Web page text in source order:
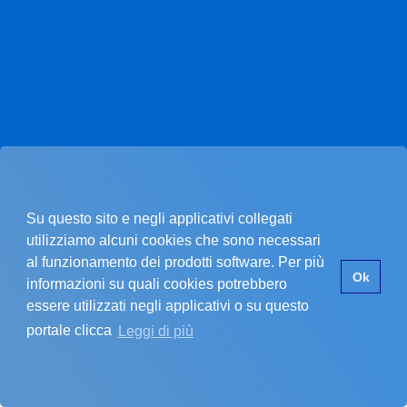
Pagina non trovata.
La pagina che stai cercando non esiste.
SI È VERIFICATO UN PROBLEMA
Su questo sito e negli applicativi collegati
utilizziamo alcuni cookies che sono necessari
al funzionamento dei prodotti software. Per più
informazioni su quali cookies potrebbero
essere utilizzati negli applicativi o su questo
portale clicca
Leggi di più
Ok